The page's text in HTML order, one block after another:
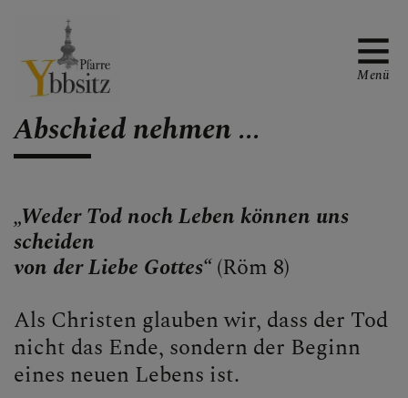
.... ich ein Gespräch, Aussprache
.... wir heiraten möchten
.... mein Kind getauft werden soll
.... ich Fragen zu Erstkommunion
oder Firmung habe
Menü
Abschied nehmen ...
„Weder Tod noch Leben können uns
scheiden
von der Liebe Gottes“(Röm 8)
Als Christen glauben wir, dass der Tod
nicht das Ende, sondern der Beginn
eines neuen Lebens ist.